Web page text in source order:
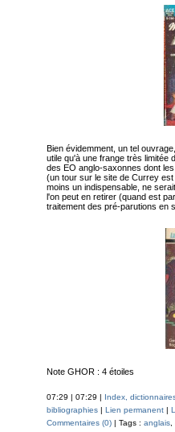
Bien évidemment, un tel
utile qu'à une frange très limitée
des EO anglo-saxonnes dont
(un tour sur le site de Currey
moins un indispensable, ne
l'on peut en retirer (quand est
traitement des pré-parutions en
Note GHOR : 4 étoiles
07:29 | 07:29 | Index,
bibliographies| Lien permanent|
Commentaires (0)| Tags : anglais,